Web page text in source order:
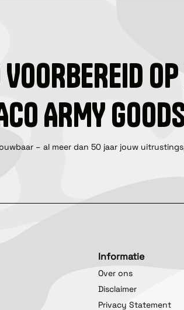
ARMY
– al meer dan 50 jaar jouw
Informatie
Over ons
Disclaimer
Privacy Statement